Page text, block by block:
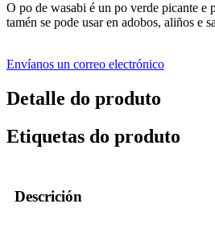
O po de wasabi é un po verde picante e
tamén se pode usar en adobos, aliños e
Envíanos un correo electrónico
Detalle do produto
Etiquetas do produto
Descrición